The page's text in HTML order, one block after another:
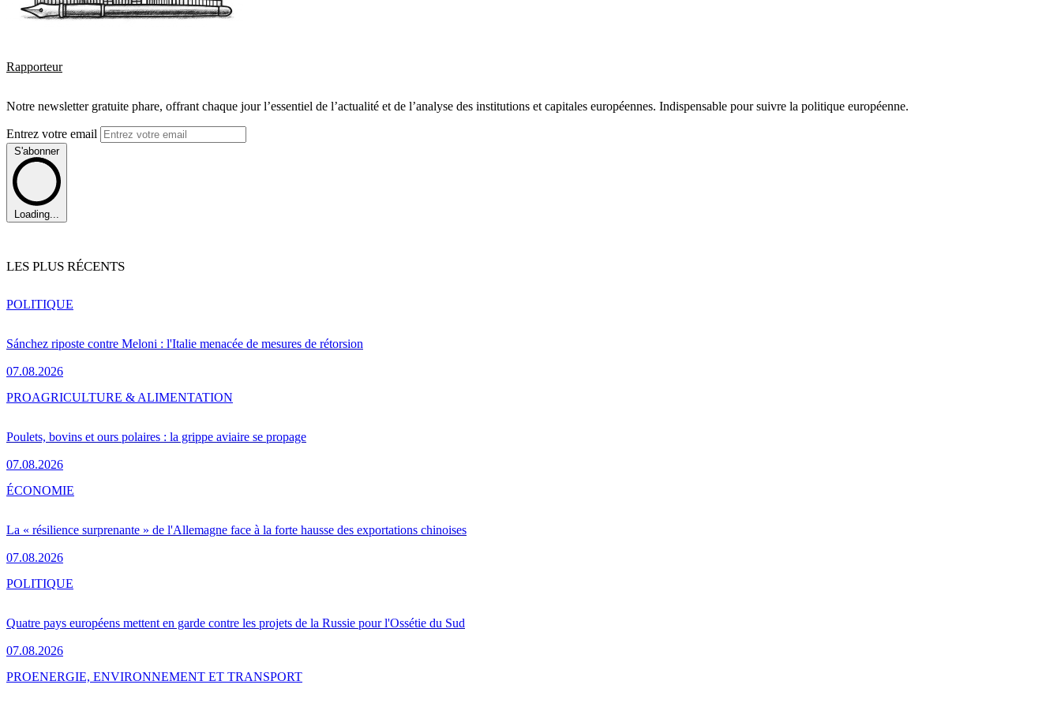
Rapporteur
Notre newsletter gratuite phare, offrant chaque jour l’essentiel de l’actualité et de l’analyse des institutions et capitales européennes. Indispensable pour suivre la politique européenne.
Entrez votre email
S'abonner
Loading...
LES PLUS RÉCENTS
Sánchez riposte contre Meloni : l'Italie menacée de mesures de rétorsion
07.08.2026
POLITIQUE
Poulets, bovins et ours polaires : la grippe aviaire se propage
07.08.2026
PROAGRICULTURE & ALIMENTATION
La « résilience surprenante » de l'Allemagne face à la forte hausse des exportations chinoises
07.08.2026
ÉCONOMIE
Quatre pays européens mettent en garde contre les projets de la Russie pour l'Ossétie du Sud
07.08.2026
POLITIQUE
PROENERGIE, ENVIRONNEMENT ET TRANSPORT